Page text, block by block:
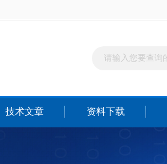
技术文章 资料下载